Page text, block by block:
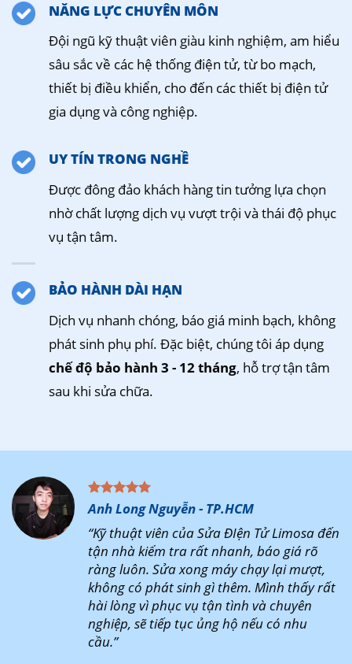
NĂNG LỰC CHUYÊN MÔN
Đội ngũ kỹ thuật viên giàu kinh nghiệm, am hiểu
sâu sắc về các hệ thống điện tử, từ bo mạch,
thiết bị điều khiển, cho đến các thiết bị điện tử
gia dụng và công nghiệp.
UY TÍN TRONG NGHỀ
Được đông đảo khách hàng tin tưởng lựa chọn
nhờ chất lượng dịch vụ vượt trội và thái độ phục
vụ tận tâm.
BẢO HÀNH DÀI HẠN
Dịch vụ nhanh chóng, báo giá minh bạch, không
phát sinh phụ phí. Đặc biệt, chúng tôi áp dụng
chế độ bảo hành 3 - 12 tháng, hỗ trợ tận tâm
sau khi sửa chữa.
Anh Long Nguyễn - TP.HCM
“Kỹ thuật viên của Sửa ĐIện Tử Limosa đến
tận nhà kiểm tra rất nhanh, báo giá rõ
ràng luôn. Sửa xong máy chạy lại mượt,
không có phát sinh gì thêm. Mình thấy rất
hài lòng vì phục vụ tận tình và chuyên
nghiệp, sẽ tiếp tục ủng hộ nếu có nhu
cầu.”